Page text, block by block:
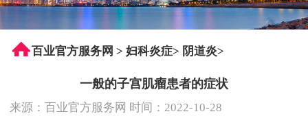
百业官方服务网 > 妇科炎症> 阴道炎>
一般的子宫肌瘤患者的症状
来源： 百业官方服务网 时间：2022-10-28